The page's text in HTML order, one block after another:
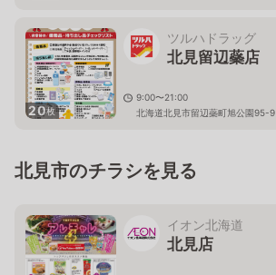
20枚
ツルハドラッグ
北見留辺蘂店
9:00〜21:00
北海道北見市留辺蘂町旭公園95-9
北見市のチラシを見る
イオン北海道
北見店